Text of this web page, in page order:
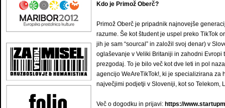
Kdo je Primož Oberč?
Primož Oberč je pripadnik najnovejše
razume. Še kot študent je uspel preko TikTok
jih je sam “sourcal” in založil svoj denar) v
oglaševanje v Veliki Britaniji in zahodni Evropi
prezgodaj. To je bilo več kot dve leti in pol
agencijo WeAreTikTok!, ki je specializirana za
največjimi podjetji v Sloveniji, kot so Telekom,
Več o dogodku in prijavi: https://